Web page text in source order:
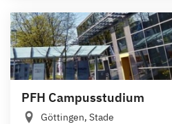
PFH Campusstudium
Göttingen, Stade